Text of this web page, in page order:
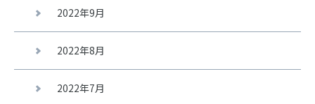
2022年9月
2022年8月
2022年7月